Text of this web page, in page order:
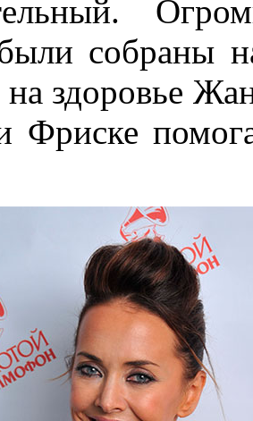
собраны
на здоровье
Фриске